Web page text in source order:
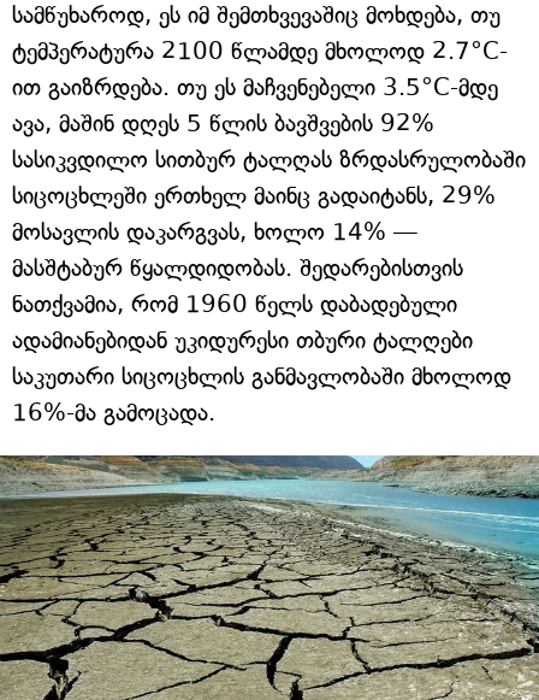
სამწუხაროდ, ეს იმ შემთხვევაშიც მოხდება, თუ
ტემპერატურა 2100 წლამდე მხოლოდ 2.7°C-
ით გაიზრდება. თუ ეს მაჩვენებელი 3.5°C-მდე
ავა, მაშინ დღეს 5 წლის ბავშვების 92%
სასიკვდილო სითბურ ტალღას ზრდასრულობაში
სიცოცხლეში ერთხელ მაინც გადაიტანს, 29%
მოსავლის დაკარგვას, ხოლო 14% —
მასშტაბურ წყალდიდობას. შედარებისთვის
ნათქვამია, რომ 1960 წელს დაბადებული
ადამიანებიდან უკიდურესი თბური ტალღები
საკუთარი სიცოცხლის განმავლობაში მხოლოდ
16%-მა გამოცადა.